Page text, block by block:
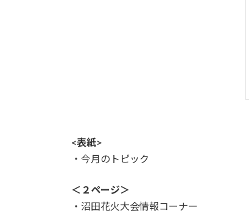
<表紙>
・今月のトピック
＜２ページ＞
・沼田花火大会情報コーナー